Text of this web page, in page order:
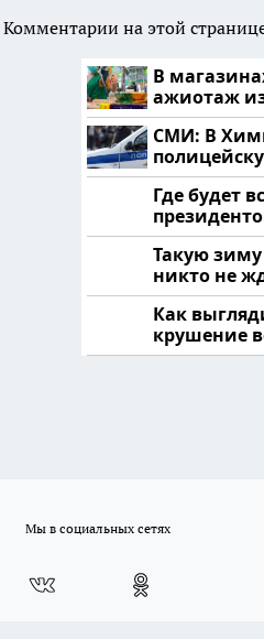
Комментарии на этой
В
ажиотаж
продукта:
СМИ: В
напали и
Где будет
России:
Такую зиму
никто не
Как
крушение
Кавказе:
Мы в социальных сетях